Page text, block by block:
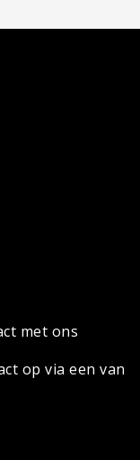
met ons
op via een van